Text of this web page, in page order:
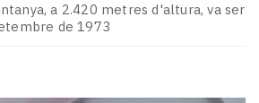
a 2.420 metres d'altura, va ser
de 1973